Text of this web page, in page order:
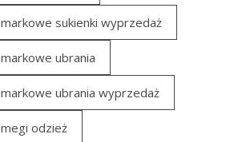
markowe sukienki wyprzedaż
markowe ubrania
markowe ubrania wyprzedaż
megi odzież